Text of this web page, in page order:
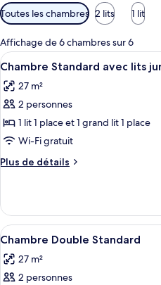
Filtres
disponibles
pour
les
chambres
Toutes les chambres 2 lits 1 lit
Affichage de 6 chambres sur 6
Afficher
toutes
les
photos
pour
ce
type
de
Chambre
Standard
avec
lits
jumeaux
5
Chambre Standard avec lits
27 m²
2 personnes
1 lit 1 place et 1 grand lit 1 place
Wi-Fi gratuit
Plus de détails
Plus
le
type
de
Chambre
Standard
Afficher
toutes
les
photos
6
Chambre Double Standard
27 m²
2 personnes